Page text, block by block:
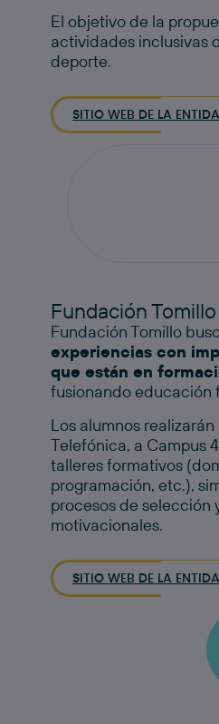
El objetivo de la
actividades inclusivas
deporte.​
SITIO WEB DE LA
Fundación Tomillo
Fundación Tomillo
experiencias con
que están en
fusionando educación
Los alumnos
Telefónica, a Campus
talleres formativos
programación, etc.),
procesos de selección
motivacionales.​
SITIO WEB DE LA